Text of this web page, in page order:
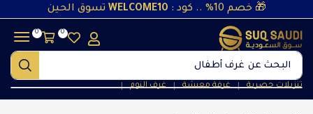
🎁 خصم 10% .. كود : WELCOME10 تسوق الحين
البحث عن غرف أطفال
تنزيلات حصرية ❘ غرفة معيشة ❘ غرف النوم ❘
0
0